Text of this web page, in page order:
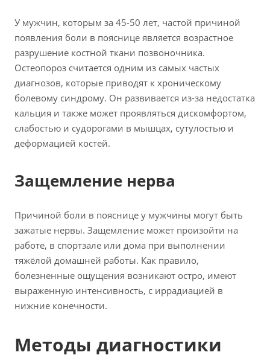
У мужчин, которым за 45-50 лет, частой причиной
появления боли в пояснице является возрастное
разрушение костной ткани позвоночника.
Остеопороз считается одним из самых частых
диагнозов, которые приводят к хроническому
болевому синдрому. Он развивается из-за недостатка
кальция и также может проявляться дискомфортом,
слабостью и судорогами в мышцах, сутулостью и
деформацией костей.
Защемление нерва
Причиной боли в пояснице у мужчины могут быть
зажатые нервы. Защемление может произойти на
работе, в спортзале или дома при выполнении
тяжёлой домашней работы. Как правило,
болезненные ощущения возникают остро, имеют
выраженную интенсивность, с иррадиацией в
нижние конечности.
Методы диагностики